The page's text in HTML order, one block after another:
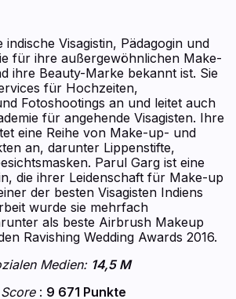
indische Visagistin, Pädagogin und
für ihre außergewöhnlichen Make-
ihre Beauty-Marke bekannt ist. Sie
für Hochzeiten,
Fotoshootings an und leitet auch
für angehende Visagisten. Ihre
eine Reihe von Make-up- und
an, darunter Lippenstifte,
Parul Garg ist eine
die ihrer Leidenschaft für Make-up
der besten Visagisten Indiens
wurde sie mehrfach
als beste Airbrush Makeup
Ravishing Wedding Awards 2016.
Medien: 14,5 M
: 9 671 Punkte